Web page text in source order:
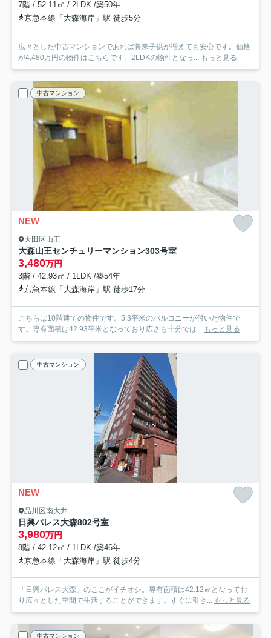
7階 / 52.11㎡ / 2LDK /築50年
京急本線「大森海岸」駅 徒歩5分
広々とした中古マンションであれば将来子供が増えても安心です。価格
が4,480万円の物件はこちらです。2LDKの物件となっ... もっと見る
中古マンション
NEW
大田区山王
大森山王センチュリーマンション303号室
3,480万円
3階 / 42.93㎡ / 1LDK /築54年
京急本線「大森海岸」駅 徒歩17分
こちらは10階建ての物件です。5.3平米のバルコニーが付いた物件で
す。専有面積は42.93平米となっており広さも十分では... もっと見る
中古マンション
NEW
品川区南大井
日興パレス大森802号室
3,980万円
8階 / 42.12㎡ / 1LDK /築46年
京急本線「大森海岸」駅 徒歩4分
「日興パレス大森」のここがイチオシ。専有面積は42.12㎡となってお
り広々とした空間で生活することができます。すぐに引き... もっと見る
中古マンション